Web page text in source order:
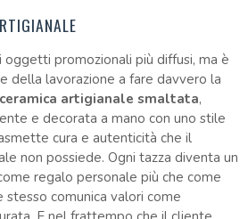
promozionali più diffusi, ma è
della lavorazione a fare davvero la
ceramica artigianale smaltata,
e decorata a mano con uno stile
cura e autenticità che il
non possiede. Ogni tazza diventa un
regalo personale più che come
comunica valori come